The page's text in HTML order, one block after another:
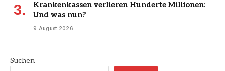
Krankenkassen verlieren Hunderte Millionen:
Und was nun?
9 August 2026
Suchen